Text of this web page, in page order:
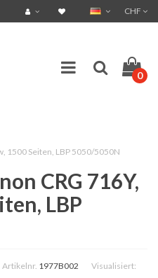
CHF
0
1500 Seiten, LBP 5050/5050N
CRG 716Y,
LBP
Artikelnr. 1977B002
Visualisiert: